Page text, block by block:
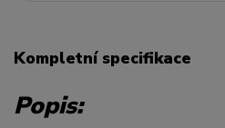
Kompletní specifikace
Popis: